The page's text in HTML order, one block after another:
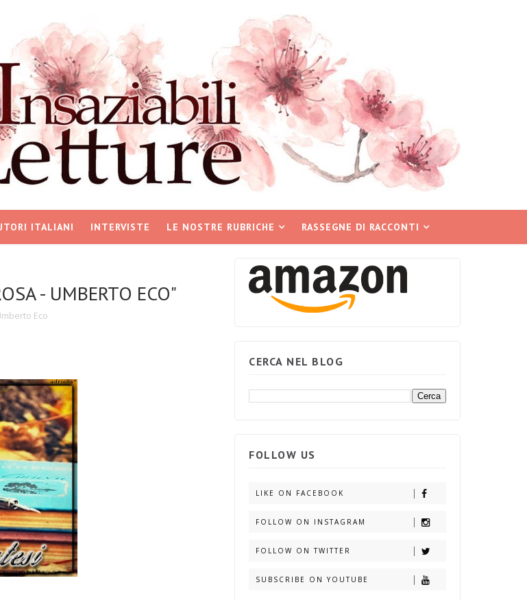
ITALIANI INTERVISTE LE NOSTRE RUBRICHE RASSEGNE DI RACCONTI
- UMBERTO ECO"
Eco
CERCA NEL BLOG
FOLLOW US
LIKE ON FACEBOOK
FOLLOW ON INSTAGRAM
FOLLOW ON TWITTER
SUBSCRIBE ON YOUTUBE